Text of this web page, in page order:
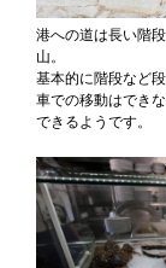
港への道は長い階
山。
基本的に階段など
車での移動はでき
できるようです。